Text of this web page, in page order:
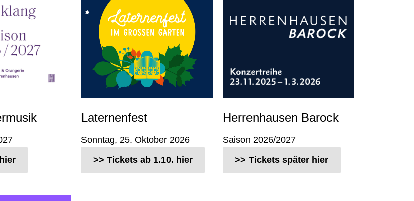
Laternenfest
Sonntag, 25. Oktober 2026
>> Tickets ab 1.10. hier
Herrenhausen Barock
Saison 2026/2027
>> Tickets später hier